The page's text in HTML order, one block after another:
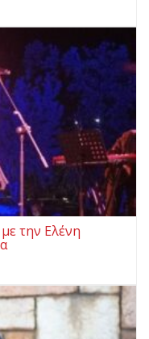
την Ελένη